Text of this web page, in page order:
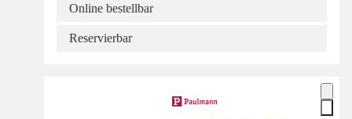
Online bestellbar
Reservierbar